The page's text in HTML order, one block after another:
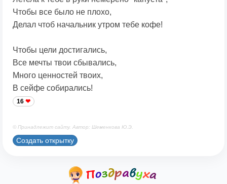
Чтобы все было не плохо,
Делал чтоб начальник утром тебе кофе!
Чтобы цели достигались,
Все мечты твои сбывались,
Много ценностей твоих,
В сейфе собирались!
16
© Принадлежит сайту. Автор: Шеменкова Ю.Э.
Создать открытку